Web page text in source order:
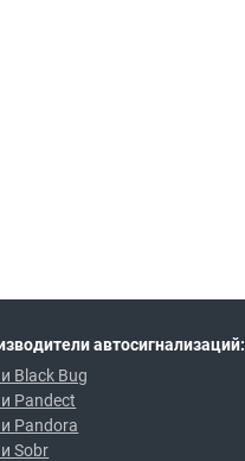
автосигнализаций:
Black Bug
Pandect
Pandora
Sobr